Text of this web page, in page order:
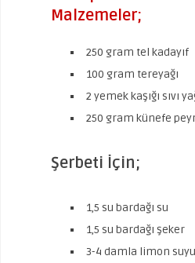
Malzemeler;
250 gram tel kadayıf
100 gram tereyağı
2 yemek kaşığı sıvı
250 gram künefe
Şerbeti İçin;
1,5 su bardağı su
1,5 su bardağı şeker
3-4 damla limon suyu